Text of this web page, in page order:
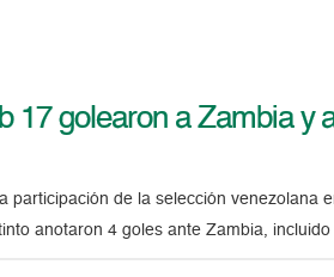
17 golearon a Zambia y
de la selección venezolana
anotaron 4 goles ante Zambia,